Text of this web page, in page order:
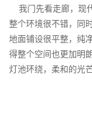
我门先看走廊，现
整个环境很不错，同
地面铺设很平整，纯
得整个空间也更加明
灯池环绕，柔和的光